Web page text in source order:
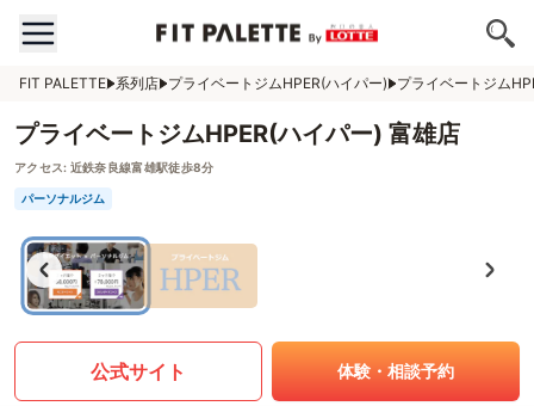
FIT PALETTE 系列店 プライベートジムHPER(ハイパー) プライベートジム
プライベートジムHPER(ハイパー) 富雄店
アクセス: 近鉄奈良線富雄駅徒歩8分
パーソナルジム
公式サイト 体験・相談予約